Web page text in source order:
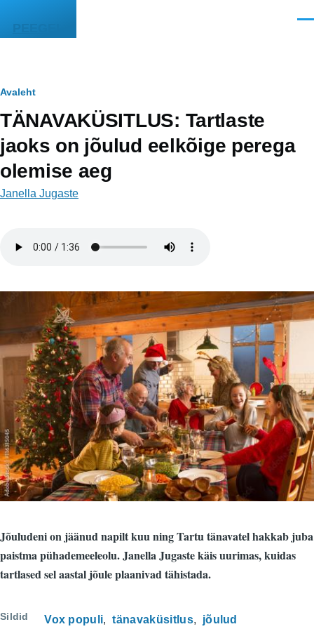
PEEGEL
Leivapuru
Avaleht
TÄNAVAKÜSITLUS: Tartlaste
jaoks on jõulud eelkõige perega
olemise aeg
Janella Jugaste
Jõuludeni on jäänud napilt kuu ning Tartu tänavatel hakkab juba
paistma pühademeeleolu. Janella Jugaste käis uurimas, kuidas
tartlased sel aastal jõule plaanivad tähistada.
Sildid Vox populi tänavaküsitlus jõulud